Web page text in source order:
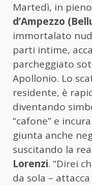
Martedì, in
d’Ampezzo
immortalato
parti intime,
parcheggiato
Apollonio. Lo
residente, è
diventando
“cafone” e
giunta anche
suscitando la
Lorenzi. “Direi
da sola –